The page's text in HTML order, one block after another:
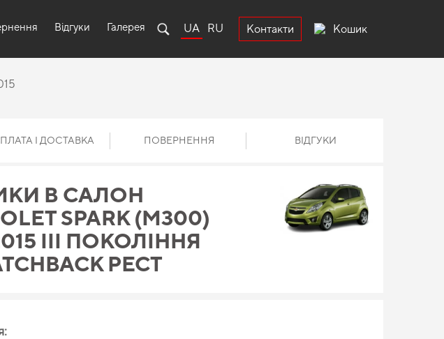
Відгуки Галерея UA RU Контакти Кошик
І ДОСТАВКА ПОВЕРНЕННЯ ВІДГУКИ
В САЛОН
SPARK (M300)
III ПОКОЛІННЯ
РЕСТ